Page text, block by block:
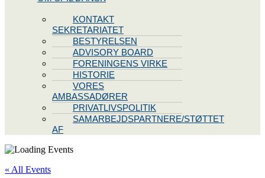
KONTAKT
SEKRETARIATET
BESTYRELSEN
ADVISORY BOARD
FORENINGENS VIRKE
HISTORIE
VORES
AMBASSADØRER
PRIVATLIVSPOLITIK
SAMARBEJDSPARTNERE/STØTTET
AF
« All Events